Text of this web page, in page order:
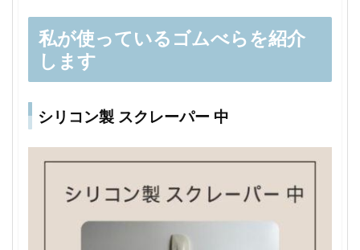
私が使っているゴムべらを紹介
します
シリコン製 スクレーパー 中